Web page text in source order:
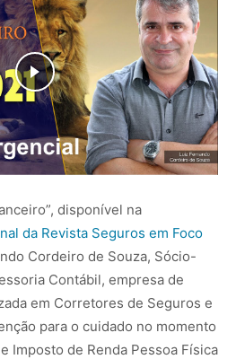
disponível na
da Revista Seguros em Foco
Cordeiro de Souza, Sócio-
Contábil, empresa de
em Corretores de Seguros e
para o cuidado no momento
Imposto de Renda Pessoa Física